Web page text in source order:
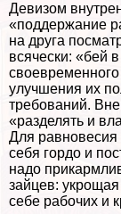
Девизом
«поддержание
на друга
всячески: «бей
своевременного
улучшения их
требований.
«разделять и
Для равновесия
себя гордо и
надо
зайцев:
себе рабочих и